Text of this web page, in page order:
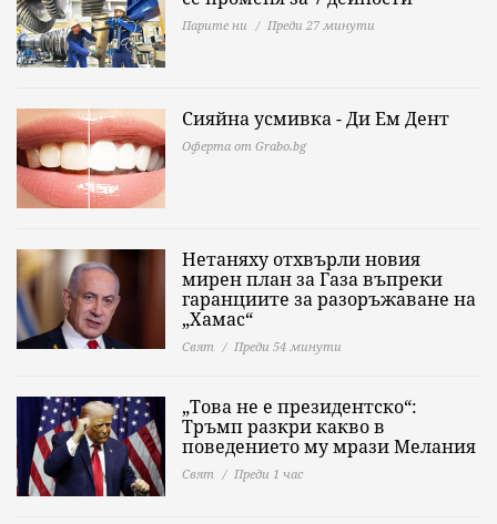
Парите ни Преди 27 минути
Сияйна усмивка - Ди Ем Дент
Оферта от Grabo.bg
Нетаняху отхвърли новия
мирен план за Газа въпреки
гаранциите за разоръжаване на
„Хамас“
Свят Преди 54 минути
„Това не е президентско“:
Тръмп разкри какво в
поведението му мрази Мелания
Свят Преди 1 час